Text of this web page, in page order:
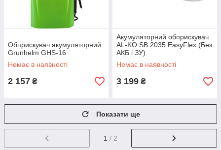
Обприскувач акумуляторний
Grunhelm GHS-16
Немає в наявності
2 157 ₴
Акумуляторний обприскувач
AL-KO SB 2035 EasyFlex (Без
АКБ і ЗУ)
Немає в наявності
3 199 ₴
Показати ще
1 / 2